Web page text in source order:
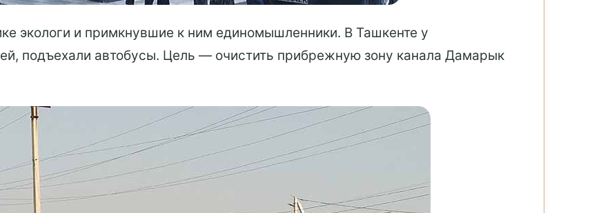
экологи и примкнувшие к ним единомышленники. В Ташкенте у
подъехали автобусы. Цель — очистить прибрежную зону канала Дамарык